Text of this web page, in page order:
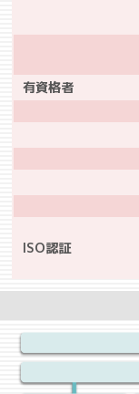
有資格者
ISO認証